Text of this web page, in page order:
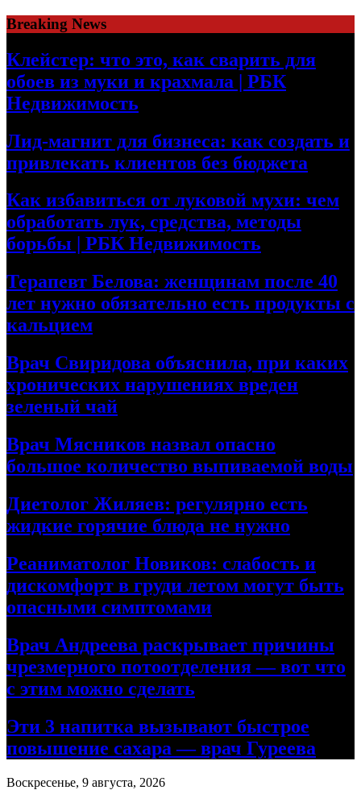
Skip
to
content
Breaking News
Клейстер: что это, как сварить для
обоев из муки и крахмала | РБК
Недвижимость
Лид-магнит для бизнеса: как создать и
привлекать клиентов без бюджета
Как избавиться от луковой мухи: чем
обработать лук, средства, методы
борьбы | РБК Недвижимость
Терапевт Белова: женщинам после 40
лет нужно обязательно есть продукты с
кальцием
Врач Свиридова объяснила, при каких
хронических нарушениях вреден
зеленый чай
Врач Мясников назвал опасно
большое количество выпиваемой воды
Диетолог Жиляев: регулярно есть
жидкие горячие блюда не нужно
Реаниматолог Новиков: слабость и
дискомфорт в груди летом могут быть
опасными симптомами
Врач Андреева раскрывает причины
чрезмерного потоотделения — вот что
с этим можно сделать
Эти 3 напитка вызывают быстрое
повышение сахара — врач Гуреева
Воскресенье, 9 августа, 2026